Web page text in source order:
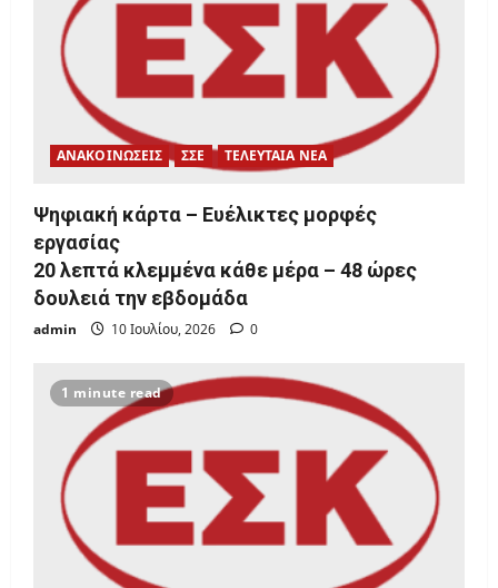
ΑΝΑΚΟΙΝΩΣΕΙΣ ΣΣΕ ΤΕΛΕΥΤΑΙΑ ΝΕΑ
Ψηφιακή κάρτα – Ευέλικτες μορφές
εργασίας
20 λεπτά κλεμμένα κάθε μέρα – 48 ώρες
δουλειά την εβδομάδα
admin 10 Ιουλίου, 2026 0
1 minute read